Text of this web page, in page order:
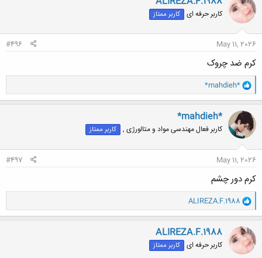
ش
ه
ا
کاربر حرفه ای کاربر ممتاز
May 11, 2026
#496
کرم ضد چروک
و
ا
ک
ن
ش
ه
ا
*mahdieh*
*mahdieh*
کاربر فعال مهندسی مواد و متالورژی , کاربر ممتاز
May 11, 2026
#497
کرم دور چشم
و
ا
ک
ن
ش
ه
ا
ALIREZA.F.1988
ALIREZA.F.1988
کاربر حرفه ای کاربر ممتاز